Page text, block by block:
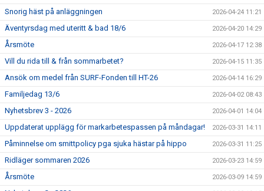
Snorig häst på anläggningen 2026-04-24 11:21
Äventyrsdag med uteritt & bad 18/6 2026-04-20 14:29
Årsmöte 2026-04-17 12:38
Vill du rida till & från sommarbetet? 2026-04-15 11:35
Ansök om medel från SURF-Fonden till HT-26 2026-04-14 16:29
Familjedag 13/6 2026-04-02 08:43
Nyhetsbrev 3 - 2026 2026-04-01 14:04
Uppdaterat upplägg för markarbetespassen på måndagar! 2026-03-31 14:11
Påminnelse om smittpolicy pga sjuka hästar på hippo 2026-03-31 11:25
Ridläger sommaren 2026 2026-03-23 14:59
Årsmöte 2026-03-09 14:59